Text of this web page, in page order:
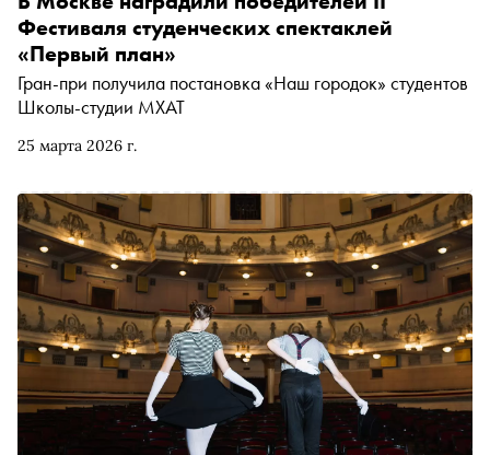
25 марта 2026 г.
Фестиваля студенческих спектаклей
«Первый план»
Гран-при получила постановка «Наш городок» студентов
Школы-студии МХАТ